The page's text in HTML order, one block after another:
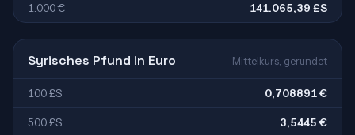
1.000 € 141.065,39 £S
Syrisches Pfund in Euro Mittelkurs, gerundet
100 £S 0,708891 €
500 £S 3,5445 €